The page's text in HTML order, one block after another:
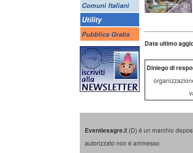
Comuni Italiani
Utility
Pubblica Gratis
Data ultimo
Diniego di
Eventiesagre.it (D) é un marchio
autorizzato non é ammesso